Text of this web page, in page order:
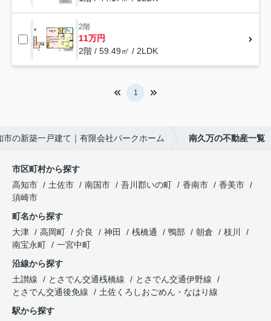
2階
11万円
2階 / 59.49㎡ / 2LDK
1
市の新築一戸建て｜有限会社パークホーム 南久万の不動産一覧
市区町村から探す
高知市
土佐市 南国市 吾川郡いの町 香南市
香美市
須崎市
町名から探す
大津
高岡町 介良 神田 桟橋通 鴨部 朝倉
枝川
南宝永町
一宮中町
沿線から探す
土讃線
とさでん交通桟橋線
とさでん交通伊野線
とさでん交通後免線
土佐くろしおごめん・なはり線
駅から探す